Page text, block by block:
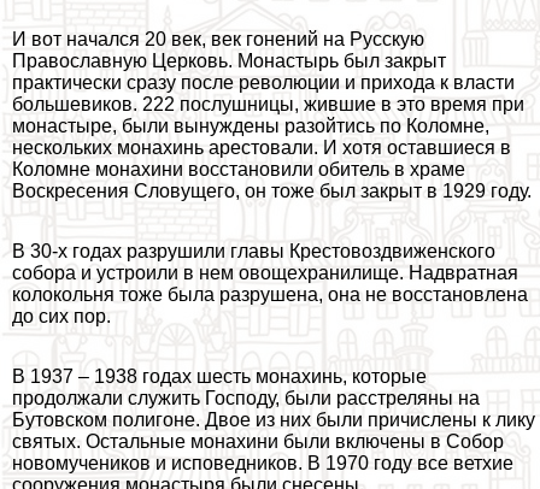
И вот начался 20 век, век гонений на Русскую
Православную Церковь. Монастырь был закрыт
пpaктически сразу после революции и прихода к власти
большевиков. 222 послушницы, жившие в это время при
монастыре, были вынуждены разойтись по Коломне,
нескольких монахинь арестовали. И хотя оставшиеся в
Коломне монахини восстановили обитель в храме
Воскресения Словущего, он тоже был закрыт в 1929 году.
В 30-х годах разрушили главы Крестовоздвиженского
собора и устроили в нем овощехранилище. Надвратная
колокольня тоже была разрушена, она не восстановлена
до сих пор.
В 1937 – 1938 годах шесть монахинь, которые
продолжали служить Господу, были расстреляны на
Бутовском полигоне. Двое из них были причислены к лику
святых. Остальные монахини были включены в Собор
новомучеников и исповедников. В 1970 году все ветхие